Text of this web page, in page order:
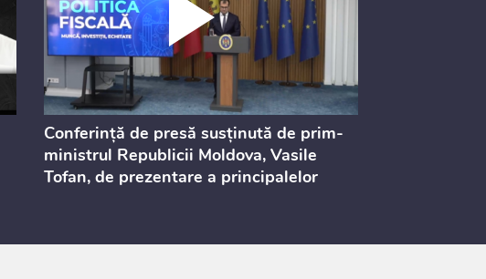
Conferință de presă susținută de prim-
ministrul Republicii Moldova, Vasile
Tofan, de prezentare a principalelor
consultărilor publice